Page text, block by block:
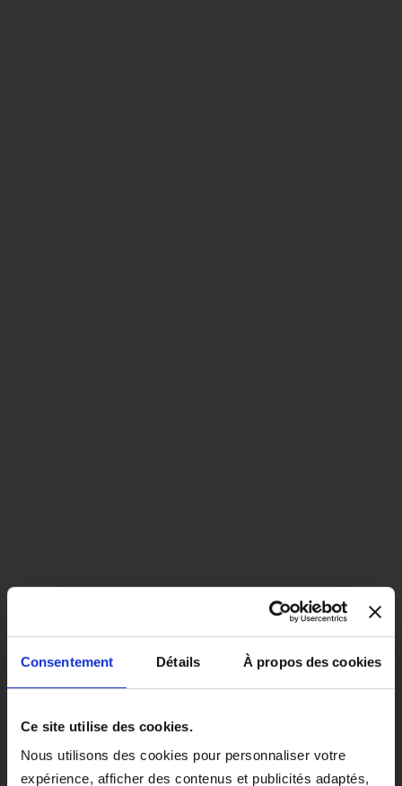
Consentement Détails À propos des cookies
Ce site utilise des cookies.
Nous utilisons des cookies pour personnaliser votre
expérience, afficher des contenus et publicités adaptés,
close
EN COLORIS NOIR, CE PRODUIT
SEPTEMBRE 2026.